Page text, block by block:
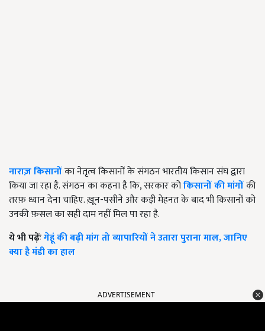
नाराज़ किसानोंका नेतृत्व किसानों के संगठन भारतीय किसान संघ द्वारा
किया जा रहा है. संगठन का कहना है कि, सरकार कोकिसानों की मांगोंकी
तरफ़ ध्यान देना चाहिए. ख़ून-पसीने और कड़ी मेहनत के बाद भी किसानों को
उनकी फ़सल का सही दाम नहीं मिल पा रहा है.
ये भी पढ़ेंःगेहूं की बढ़ी मांग तो व्यापारियों ने उतारा पुराना माल, जानिए
क्या है मंडी का हाल
ADVERTISEMENT